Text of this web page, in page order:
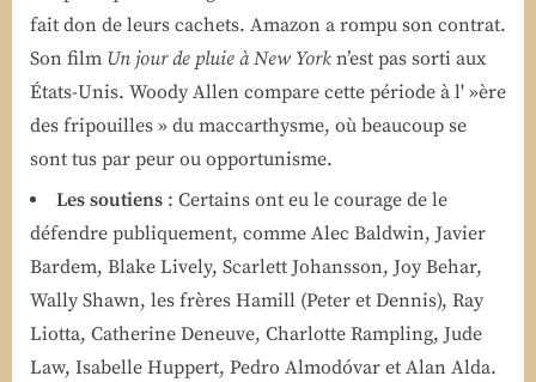
fait don de leurs cachets. Amazon a rompu son contrat.
Son film Un jour de pluie à New York n’est pas sorti aux
États-Unis. Woody Allen compare cette période à l' »ère
des fripouilles » du maccarthysme, où beaucoup se
sont tus par peur ou opportunisme.
Les soutiens : Certains ont eu le courage de le
défendre publiquement, comme Alec Baldwin, Javier
Bardem, Blake Lively, Scarlett Johansson, Joy Behar,
Wally Shawn, les frères Hamill (Peter et Dennis), Ray
Liotta, Catherine Deneuve, Charlotte Rampling, Jude
Law, Isabelle Huppert, Pedro Almodóvar et Alan Alda.